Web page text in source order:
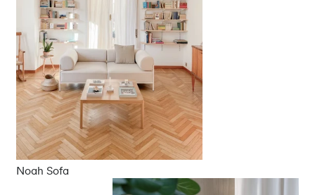
Noah Sofa